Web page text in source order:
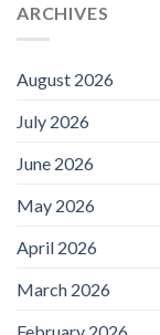
ARCHIVES
August 2026
July 2026
June 2026
May 2026
April 2026
March 2026